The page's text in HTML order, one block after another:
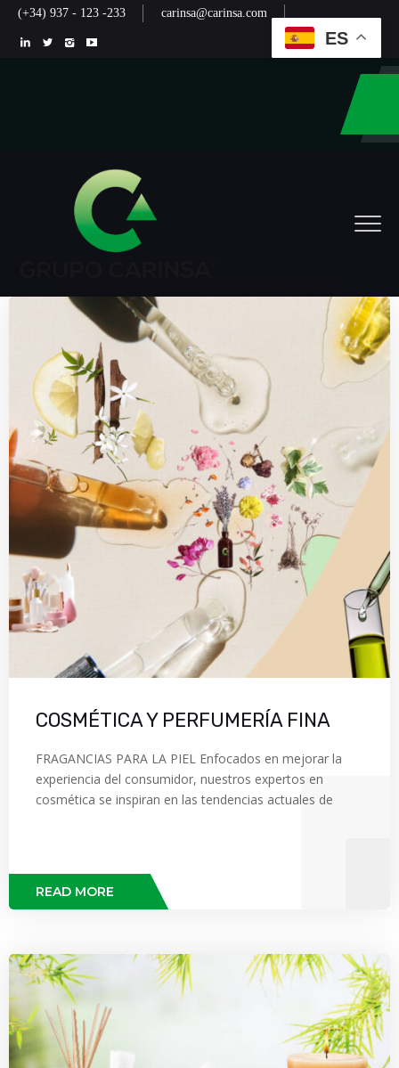
(+34) 937 - 123 -233 carinsa@carinsa.com
COSMÉTICA Y PERFUMERÍA FINA
FRAGANCIAS PARA LA PIEL Enfocados en mejorar la
experiencia del consumidor, nuestros expertos en
cosmética se inspiran en las tendencias actuales de
READ MORE
ES